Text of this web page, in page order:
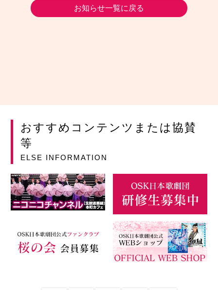
お知らせ一覧に戻る
おすすめコンテンツまたは協賛
等
ELSE INFORMATION